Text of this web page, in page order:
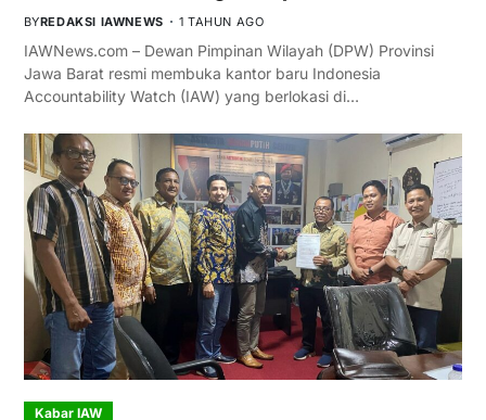
BYREDAKSI IAWNEWS 1 TAHUN AGO
IAWNews.com – Dewan Pimpinan Wilayah (DPW) Provinsi
Jawa Barat resmi membuka kantor baru Indonesia
Accountability Watch (IAW) yang berlokasi di…
Kabar IAW